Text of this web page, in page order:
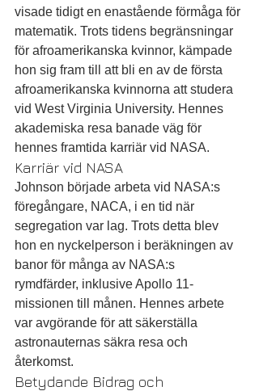
visade tidigt en enastående förmåga för
matematik. Trots tidens begränsningar
för afroamerikanska kvinnor, kämpade
hon sig fram till att bli en av de första
afroamerikanska kvinnorna att studera
vid West Virginia University. Hennes
akademiska resa banade väg för
hennes framtida karriär vid NASA.
Karriär vid NASA
Johnson började arbeta vid NASA:s
föregångare, NACA, i en tid när
segregation var lag. Trots detta blev
hon en nyckelperson i beräkningen av
banor för många av NASA:s
rymdfärder, inklusive Apollo 11-
missionen till månen. Hennes arbete
var avgörande för att säkerställa
astronauternas säkra resa och
återkomst.
Betydande Bidrag och